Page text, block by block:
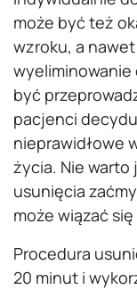
może być też
wzroku, a
wyeliminowanie
być
pacjenci
nieprawidłowe
życia. Nie warto
usunięcia
może wiązać
Procedura
20 minut i